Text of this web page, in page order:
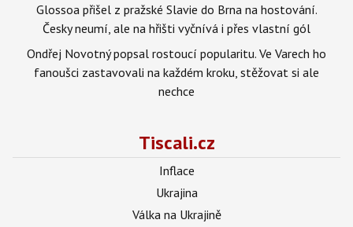
Glossoa přišel z pražské Slavie do Brna na hostování.
Česky neumí, ale na hřišti vyčnívá i přes vlastní gól
Ondřej Novotný popsal rostoucí popularitu. Ve Varech ho
fanoušci zastavovali na každém kroku, stěžovat si ale
nechce
Tiscali.cz
Inflace
Ukrajina
Válka na Ukrajině